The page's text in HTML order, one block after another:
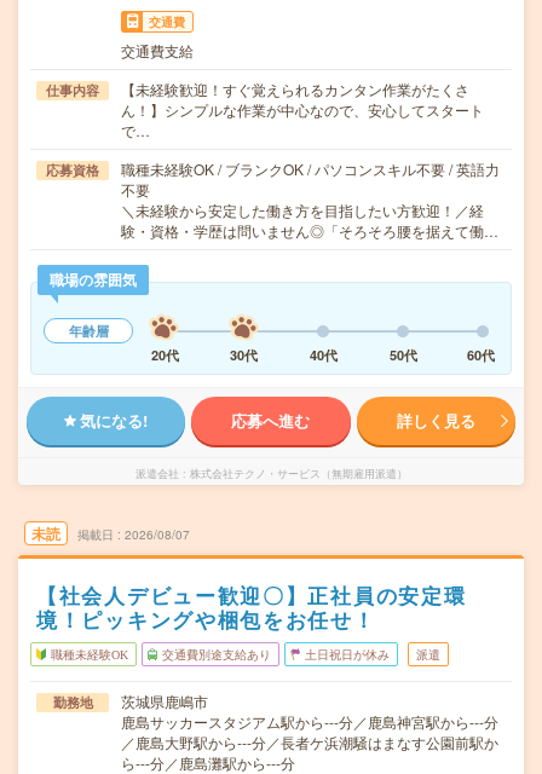
交通費
交通費支給
仕事内容
【未経験歓迎！すぐ覚えられるカンタン作業がたくさ
ん！】シンプルな作業が中心なので、安心してスタート
で…
応募資格
職種未経験OK / ブランクOK / パソコンスキル不要 / 英語力
不要
＼未経験から安定した働き方を目指したい方歓迎！／経
験・資格・学歴は問いません◎「そろそろ腰を据えて働…
職場の雰囲気
年齢層
20代
30代 40代 50代 60代
気になる! 応募へ進む 詳しく見る
派遣会社 株式会社テクノ・サービス（無期雇用派遣）
未読 掲載日 2026/08/07
【社会人デビュー歓迎〇】正社員の安定環
境！ピッキングや梱包をお任せ！
職種未経験OK 交通費別途支給あり 土日祝日が休み 派遣
勤務地
茨城県鹿嶋市
鹿島サッカースタジアム駅から---分／鹿島神宮駅から---分
／鹿島大野駅から---分／長者ケ浜潮騒はまなす公園前駅か
ら---分／鹿島灘駅から---分